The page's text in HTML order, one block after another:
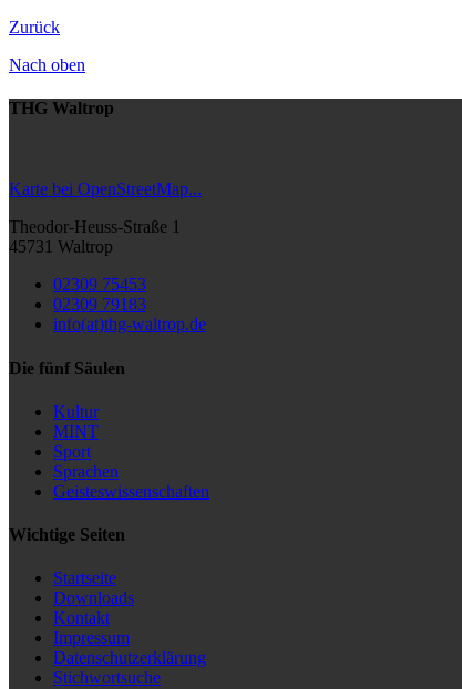
Zurück
Nach oben
THG Waltrop
Karte bei OpenStreetMap...
Theodor-Heuss-Straße 1
45731 Waltrop
02309 75453
02309 79183
info(at)thg-waltrop.de
Die fünf Säulen
Kultur
MINT
Sport
Sprachen
Geisteswissenschaften
Wichtige Seiten
Startseite
Downloads
Kontakt
Impressum
Datenschutzerklärung
Stichwortsuche